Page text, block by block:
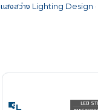
สงสว่าง Lighting Design ·